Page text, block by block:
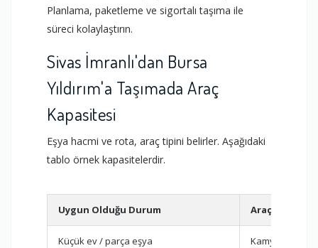
Planlama, paketleme ve sigortalı taşıma ile
süreci kolaylaştırın.
Sivas İmranlı'dan Bursa
Yıldırım'a Taşımada Araç
Kapasitesi
Eşya hacmi ve rota, araç tipini belirler. Aşağıdaki
tablo örnek kapasitelerdir.
Uygun Olduğu Durum Araç
Küçük ev / parça eşya Kamyonet